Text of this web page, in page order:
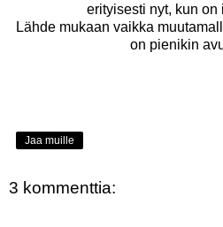
erityisesti nyt, kun on
Lähde mukaan vaikka
on pienikin
Jaa muille
3 kommenttia: